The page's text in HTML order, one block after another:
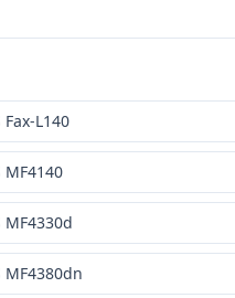
Fax-L140
MF4140
MF4330d
MF4380dn